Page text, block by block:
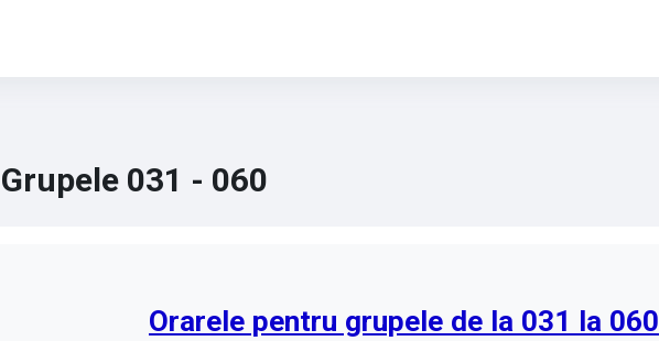
031 - 060
Orarele pentru grupele de la 031 la 060